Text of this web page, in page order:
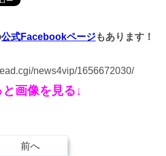
公式Facebookページもあります！
news4vip/1656672030/
と画像を見る↓
前へ